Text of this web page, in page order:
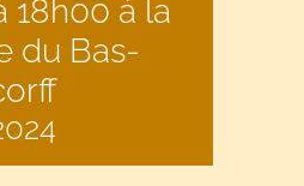
18h00 à la
du Bas-